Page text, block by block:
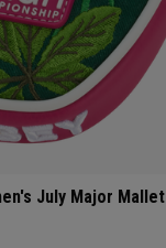
July Major Mallet